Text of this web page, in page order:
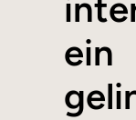
ein